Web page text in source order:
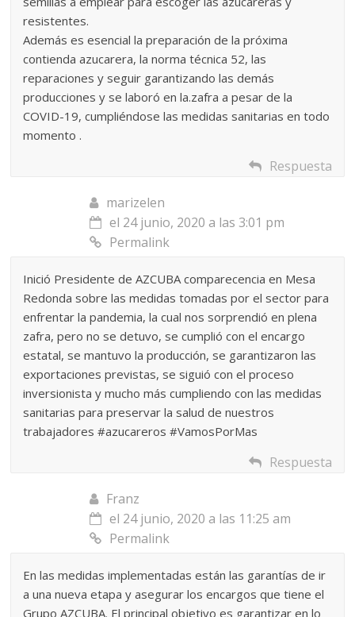
resistentes.
Además es esencial la preparación de la próxima
contienda azucarera, la norma técnica 52, las
reparaciones y seguir garantizando las demás
producciones y se laboró en la.zafra a pesar de la
COVID-19, cumpliéndose las medidas sanitarias en todo
momento .
Respuesta
marizelen
el 24 junio, 2020 a las 3:01 pm
Permalink
Inició Presidente de AZCUBA comparecencia en Mesa
Redonda sobre las medidas tomadas por el sector para
enfrentar la pandemia, la cual nos sorprendió en plena
zafra, pero no se detuvo, se cumplió con el encargo
estatal, se mantuvo la producción, se garantizaron las
exportaciones previstas, se siguió con el proceso
inversionista y mucho más cumpliendo con las medidas
sanitarias para preservar la salud de nuestros
trabajadores #azucareros #VamosPorMas
Respuesta
Franz
el 24 junio, 2020 a las 11:25 am
Permalink
En las medidas implementadas están las garantías de ir
a una nueva etapa y asegurar los encargos que tiene el
Grupo AZCUBA. El principal objetivo es garantizar en lo